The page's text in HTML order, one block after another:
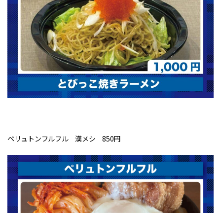
ペリュトンフルフル 漢メシ 850円